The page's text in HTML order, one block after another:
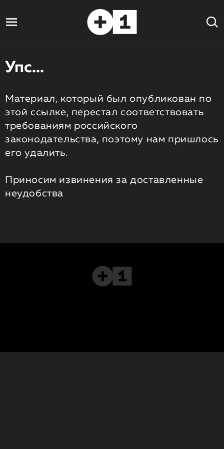
Упс...
Материал, который был опубликован по
этой ссылке, перестал соответствовать
требованиям российского
законодательства, поэтому нам пришлось
его удалить.
Приносим извинения за доставленные
неудобства